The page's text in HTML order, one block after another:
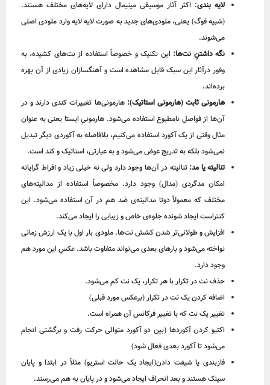
لایه بندی: اکثر آثار موسیقی مینیمال دارای لایه‌های مختلف هستند.
(شبیه فوگ) یعنی، ملودی‌های جدید به صورت لایه لایه وارد ملودی اصلی
می‌شوند.
نگه داشتنِ نت‌ها: این تکنیک و خصوصاً استفاده از نت‌های کشیده، به
وفور درآثار این سبک قابل مشاهده است و آهنگسازان زیادی از آن بهره
برده‌اند.
هارمونی ثابت (هارمونی استاتیک): هارمونی‌ها تغییرات کندی دارند و در
آن‌ها از فواصل نامطبوع استفاده می‌شود. هارمونیِ ایستا یعنی به‌ عنوان
مثال وقتی از یک آکورد استفاده می‌کنیم، بلافاصله به آکوردی دیگر تبدیل
نمی‌شود بلکه به تدریج عوض می‌شود و به عبارتی، استاتیک و کند است.
تنالیته یا مد: تنالیته در آن‌ها وجود دارد ولی نه خیلی زیاد و افراط گرایانه
امکان مدگردی (مدال) وجود دارد. مخصوصاً استفاده از مدالیته‌های
مختلف که معمولاً دوتا مدالیته‌ی ضد هم در آن استفاده می‌شود. این
کنتراست ایجاد شونده جلوه‌ی خاص و زیبایی را ایجاد می‌کند.
افزایش و طولانی‌تر شدن کشش نت‌ها. ملودی بار اول با یک ارزش زمانی
نواخته می‌شود و بارهای بعدی می‌تواند متفاوت باشد. عکسِ این مورد هم
وجود دارد.
حذف نت در تکرار با هر تکرار، یک نت کم می‌شود.
اضافه کردن یک نت در تکرار (برعکس مورد قبلی)
تغییر یک نت که با تغییر فرکانس آن همراه است.
اکتیو کردن آکوردها (بین دو آکورد متوالی حرکت رفت و برگشتی انجام
می‌شود تا آکورد بعدی فعال شود)
فازبندی یا شیفت دادن(ایجاد یک حالت استریو) مثلاً در ابتدا و پایان
سینک هستند و بعد انحراف ایجاد می‌شود و در پایان به هم می‌رسند.